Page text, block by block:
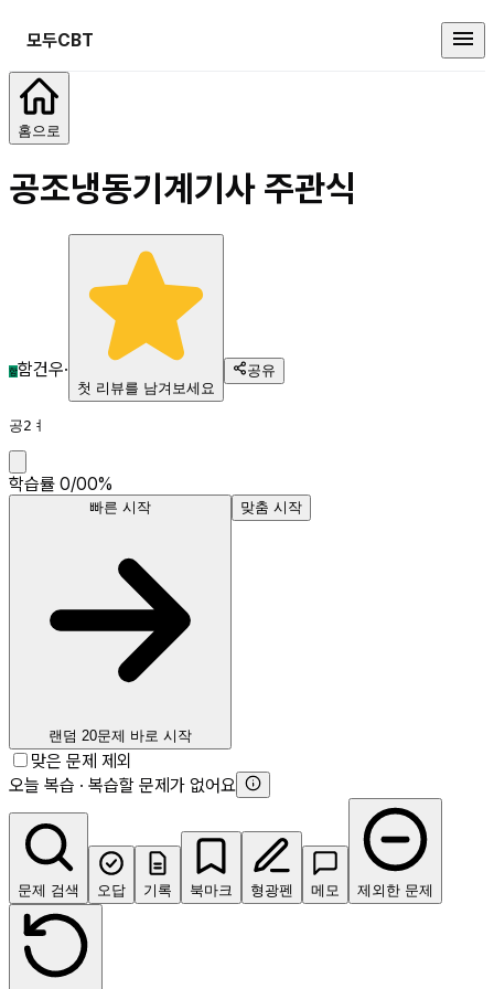
모두CBT
공조냉동기계기사
홈으로
공조냉동기계기사 주관식
함함건우·
첫 리뷰를 남겨보세요
공유
공2ㅕ
학습률 0/00%
빠른 시작
랜덤 20문제 바로 시작
맞춤 시작
맞은 문제 제외
오늘 복습 · 복습할 문제가 없어요
문제 검색 오답 기록 북마크 형광펜 메모 제외한 문제